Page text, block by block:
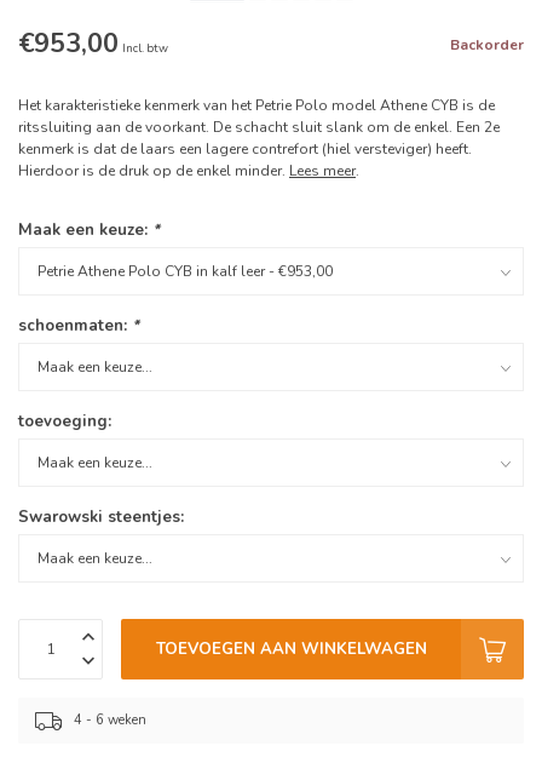
€953,00 Incl. btw Backorder
Het karakteristieke kenmerk van het Petrie Polo model Athene CYB is de
ritssluiting aan de voorkant. De schacht sluit slank om de enkel. Een 2e
kenmerk is dat de laars een lagere contrefort (hiel versteviger) heeft.
Hierdoor is de druk op de enkel minder. Lees meer.
Maak een keuze: *
schoenmaten: *
toevoeging:
Swarowski steentjes:
TOEVOEGEN AAN WINKELWAGEN
4 - 6 weken